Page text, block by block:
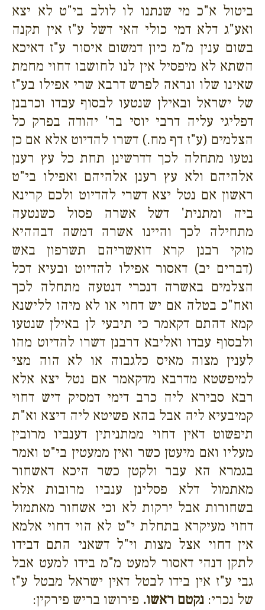
ביטול א"כ מי שנתנו לו לולב בי"ט לא יצא
ואע"ג דלא דמי כולי האי דשל ע"ז אין תקנה
בשום ענין מ"מ כיון דמשום איסור ע"ז דאיכא
השתא לא מיפסיל אין לנו לחושבו דחוי מחמת
שאינו שלו ונראה לפרש דרבא שרי אפילו בע"ז
של ישראל ובאילן שנטעו לבסוף עבדו וכרבנן
דפליגי עליה דרבי יוסי בר' יהודה בפרק כל
הצלמים (ע"ז דף מח.) דשרו להדיוט אלא אם כן
נטעו מתחלה לכך דדרשינן תחת כל עץ רענן
אלהיהם ולא עץ רענן אלהיהם ואפילו בי"ט
ראשון אם נטל יצא דשרי להדיוט ולכם קרינא
ביה ומתנית' דשל אשרה פסול כשנטעה
מתחילה לכך והיינו אשרה דמשה דבההיא
מוקי רבנן קרא דואשריהם תשרפון באש
(דברים יב) דאסור אפילו להדיוט ובעיא דכל
הצלמים באשרה דנכרי דנטעה מתחלה לכך
ואח"כ בטלה אם יש דחוי או לא מיהו ללישנא
קמא דהתם דקאמר כי תיבעי לן באילן שנטעו
ולבסוף עבדו ואליבא דרבנן דשרו להדיוט מהו
לענין מצוה מאיס כלגבוה או לא הוה מצי
למיפשטא מדרבא מדקאמר אם נטל יצא אלא
רבא סבירא ליה כרב דימי דמסיק דיש דחוי
קמיבעיא ליה אבל בהא פשיטא ליה דיצא וא"ת
תיפשוט דאין דחוי ממתניתין דענביו מרובין
מעליו ואם מיעטן כשר ואין ממעטין בי"ט ואמר
בגמרא הא עבר ולקטן כשר היכא דאשחור
מאתמול דלא פסלינן ענביו מרובות אלא
בשחורות אבל ירקות לא וכי אשחור מאתמול
דחוי מעיקרא בתחלת י"ט לא הוי דחוי אלמא
אין דחוי אצל מצות וי"ל דשאני התם דבידו
לתקן דנהי דאסור למעט מ"מ בידו למעט אבל
גבי ע"ז אין בידו לבטל דאין ישראל מבטל ע"ז
של נכרי: נקטם ראשו. פירושו בריש פירקין: